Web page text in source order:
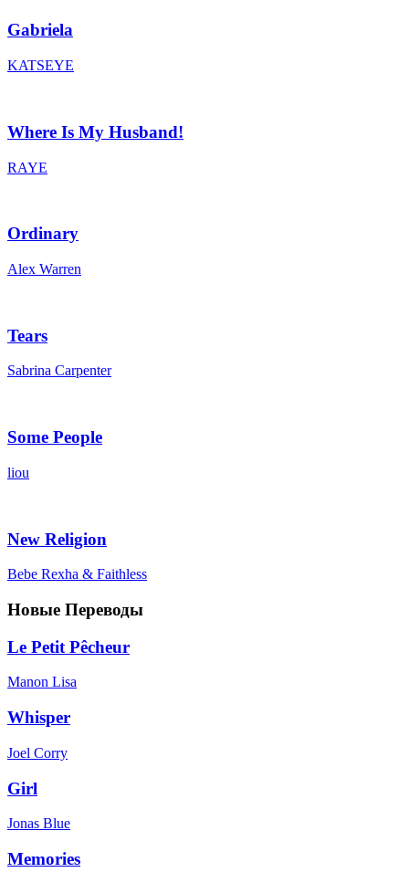
Gabriela
KATSEYE
Where Is My Husband!
RAYE
Ordinary
Alex Warren
Tears
Sabrina Carpenter
Some People
liou
New Religion
Bebe Rexha & Faithless
Новые Переводы
Le Petit Pêcheur
Manon Lisa
Whisper
Joel Corry
Girl
Jonas Blue
Memories